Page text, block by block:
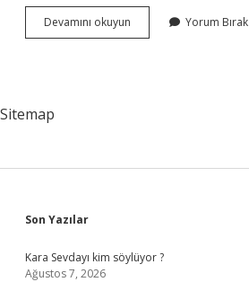
Devamını okuyun Gürültünün
Olumsuz
Yorum Bırak
Sitemap
Sidebar
Son Yazılar
Kara Sevdayı kim söylüyor ?
Ağustos 7, 2026